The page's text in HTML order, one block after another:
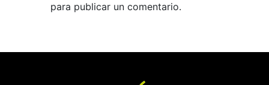
para publicar un comentario.